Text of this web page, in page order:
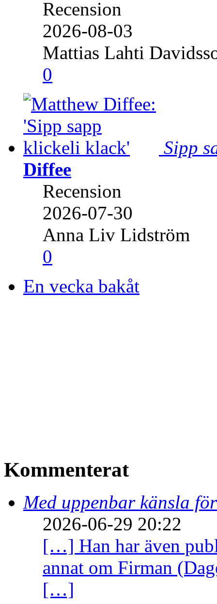
Recension
2026-08-03
Mattias Lahti
0
Sipp
Diffee
Recension
2026-07-30
Anna Liv Lidström
0
En vecka bakåt
Kommenterat
Med uppenbar känsla
2026-06-29 20:22
[…] Han har även
annat om Firman
[…]